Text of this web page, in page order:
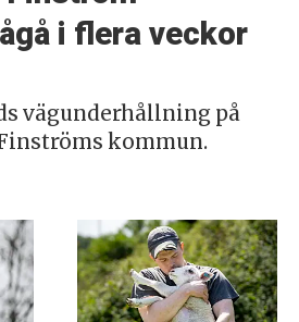
i flera veckor
vägunderhållning på
kommun.